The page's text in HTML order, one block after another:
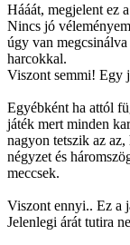
Hááát, megjelent ez
Nincs jó
úgy van
harcokkal.
Viszont semmi! Egy
Egyébként ha attól
játék mert minden
nagyon tetszik az
négyzet és
meccsek.
Viszont ennyi.. Ez a
Jelenlegi árát tutira